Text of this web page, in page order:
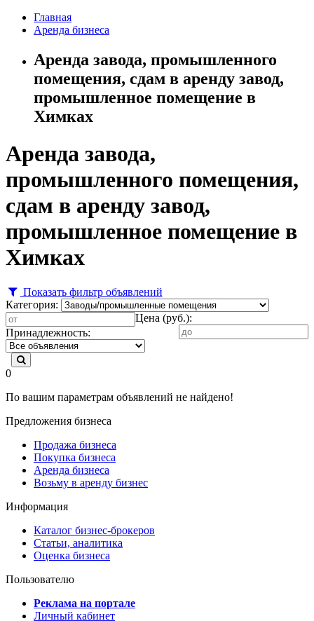
Главная
Аренда бизнеса
Аренда завода, промышленного
помещения, сдам в аренду завод,
промышленное помещение в
Химках
Аренда завода,
промышленного помещения,
сдам в аренду завод,
промышленное помещение в
Химках
Показать фильтр объявлений
Категория:
Цена (руб.):
Принадлежность:
0
По вашим параметрам объявлений не найдено!
Предложения бизнеса
Продажа бизнеса
Покупка бизнеса
Аренда бизнеса
Возьму в аренду бизнес
Информация
Каталог бизнес-брокеров
Статьи, аналитика
Оценка бизнеса
Пользователю
Реклама на портале
Личный кабинет